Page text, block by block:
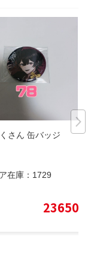
さん 缶バッジ
在庫： 1729
23650